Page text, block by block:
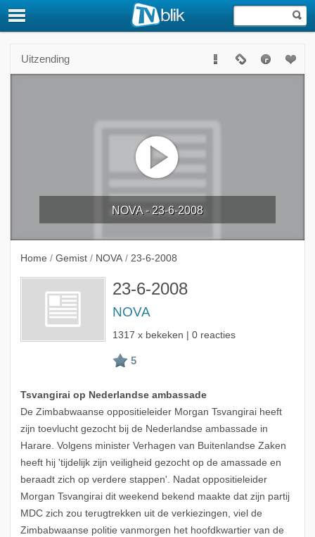
Uitzending
NOVA - 23-6-2008
Home / Gemist / NOVA / 23-6-2008
23-6-2008
NOVA
1317 x bekeken | 0 reacties
Tsvangirai op Nederlandse ambassade
De Zimbabwaanse oppositieleider Morgan Tsvangirai heeft
zijn toevlucht gezocht bij de Nederlandse ambassade in
Harare. Volgens minister Verhagen van Buitenlandse Zaken
heeft hij 'tijdelijk zijn veiligheid gezocht op de amassade en
beraadt zich op verdere stappen'. Nadat oppositieleider
Morgan Tsvangirai dit weekend bekend maakte dat zijn partij
MDC zich zou terugtrekken uit de verkiezingen, viel de
Zimbabwaanse politie vanmorgen het hoofdkwartier van de